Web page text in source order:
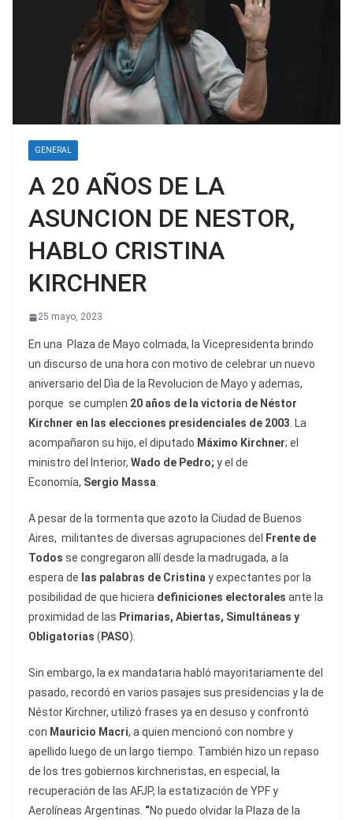
GENERAL
A 20 AÑOS DE LA
ASUNCION DE NESTOR,
HABLO CRISTINA
KIRCHNER
25 mayo, 2023
En una Plaza de Mayo colmada, la Vicepresidenta brindo
un discurso de una hora con motivo de celebrar un nuevo
aniversario del Dìa de la Revolucion de Mayo y ademas,
porque se cumplen 20 años de la victoria de Néstor
Kirchner en las elecciones presidenciales de 2003 . La
acompañaron su hijo, el diputado Máximo Kirchner; el
ministro del Interior, Wado de Pedro; y el de
Economía, Sergio Massa
A pesar de la tormenta que azoto la Ciudad de Buenos
Aires, militantes de diversas agrupaciones del
Frente de
Todos se congregaron allí desde la madrugada, a la
espera de las palabras de Cristina y expectantes por la
posibilidad de que hiciera definiciones electorales ante la
proximidad de las Primarias, Abiertas, Simultáneas y
Obligatorias ( PASO).
Sin embargo, la ex mandataria habló mayoritariamente del
pasado, recordó en varios pasajes sus presidencias y la de
Néstor Kirchner, utilizó frases ya en desuso y confrontó
con Mauricio Macri, a quien mencionó con nombre y
apellido luego de un largo tiempo. También hizo un repaso
de los tres gobiernos kirchneristas, en especial, la
recuperación de las AFJP, la estatización de YPF y
Aerolíneas Argentinas. “No puedo olvidar la Plaza de la